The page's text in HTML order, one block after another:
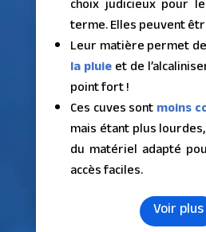
choix judicieux pour
terme. Elles peuvent
Leur matière permet de
la pluieet de
point fort !
Ces cuves sontmoins
mais étant plus
du matériel adapté
accès faciles.
Voir plus